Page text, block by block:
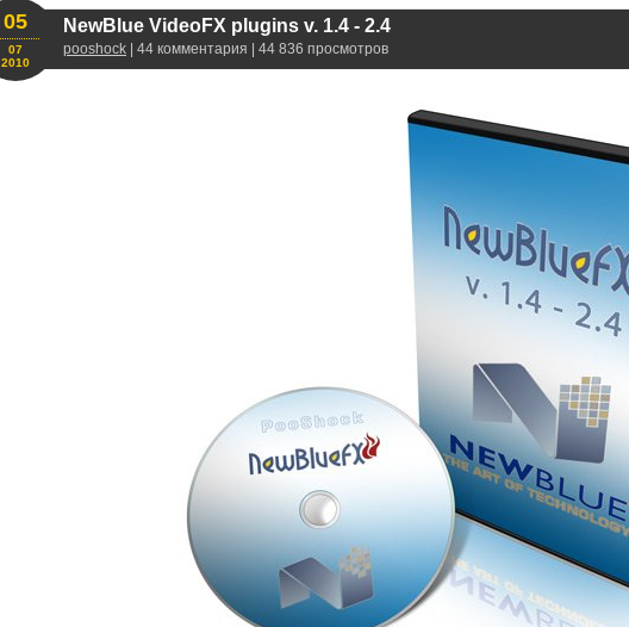
NewBlue VideoFX plugins v. 1.4 - 2.4
pooshock | 44 комментария | 44 836 просмотров
05
07
2010